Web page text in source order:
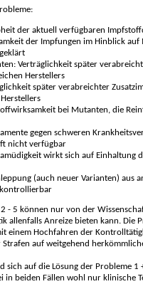
der aktuell verfüg­baren
der Imp­fungen im Hin­blick
Verträg­lichkeit später
Her­stellers
später verab­reichter
bei Mutan­ten, die
gegen schweren
nicht ver­fügbar
wirkt sich auf Ein­haltung
(auch neuer Vari­anten) aus
2 - 5 können nur von der
allenfalls Anreize bieten kann. Die
einem Hoch­fahren der
Strafen auf weit­gehend
sich auf die Lösung der Pro­bleme 1
in beiden Fällen wohl nur klinische